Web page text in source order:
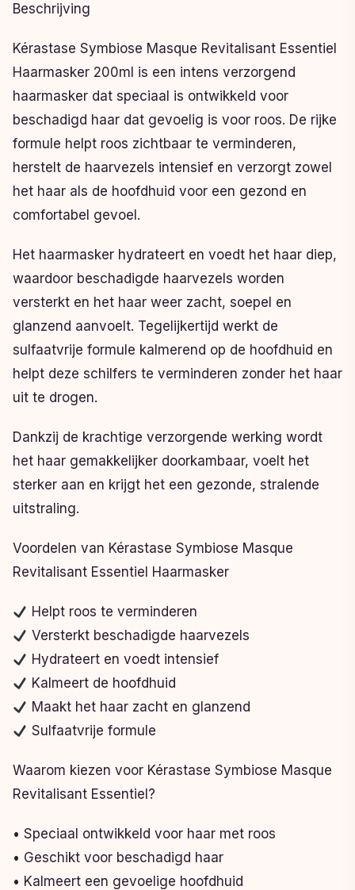
Beschrijving
Kérastase Symbiose Masque Revitalisant Essentiel
Haarmasker 200ml is een intens verzorgend
haarmasker dat speciaal is ontwikkeld voor
beschadigd haar dat gevoelig is voor roos. De rijke
formule helpt roos zichtbaar te verminderen,
herstelt de haarvezels intensief en verzorgt zowel
het haar als de hoofdhuid voor een gezond en
comfortabel gevoel.
Het haarmasker hydrateert en voedt het haar diep,
waardoor beschadigde haarvezels worden
versterkt en het haar weer zacht, soepel en
glanzend aanvoelt. Tegelijkertijd werkt de
sulfaatvrije formule kalmerend op de hoofdhuid en
helpt deze schilfers te verminderen zonder het haar
uit te drogen.
Dankzij de krachtige verzorgende werking wordt
het haar gemakkelijker doorkambaar, voelt het
sterker aan en krijgt het een gezonde, stralende
uitstraling.
Voordelen van Kérastase Symbiose Masque
Revitalisant Essentiel Haarmasker
Helpt roos te verminderen
Versterkt beschadigde haarvezels
Hydrateert en voedt intensief
Kalmeert de hoofdhuid
Maakt het haar zacht en glanzend
Sulfaatvrije formule
Waarom kiezen voor Kérastase Symbiose Masque
Revitalisant Essentiel?
• Speciaal ontwikkeld voor haar met roos
• Geschikt voor beschadigd haar
• Kalmeert een gevoelige hoofdhuid